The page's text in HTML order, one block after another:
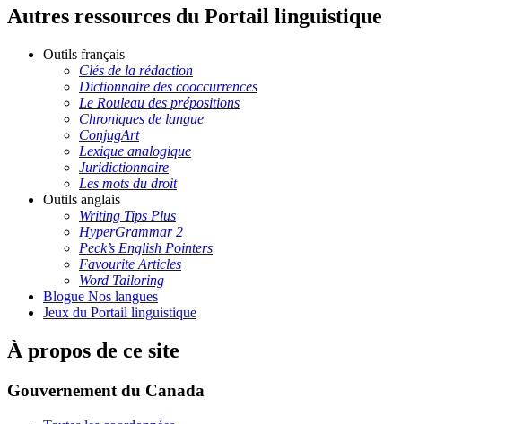
Autres ressources du Portail linguistique
Outils français
Clés de la rédaction
Dictionnaire des cooccurrences
Le Rouleau des prépositions
Chroniques de langue
ConjugArt
Lexique analogique
Juridictionnaire
Les mots du droit
Outils anglais
Writing Tips Plus
HyperGrammar 2
Peck’s English Pointers
Favourite Articles
Word Tailoring
Blogue Nos langues
Jeux du Portail linguistique
À propos de ce site
Gouvernement du Canada